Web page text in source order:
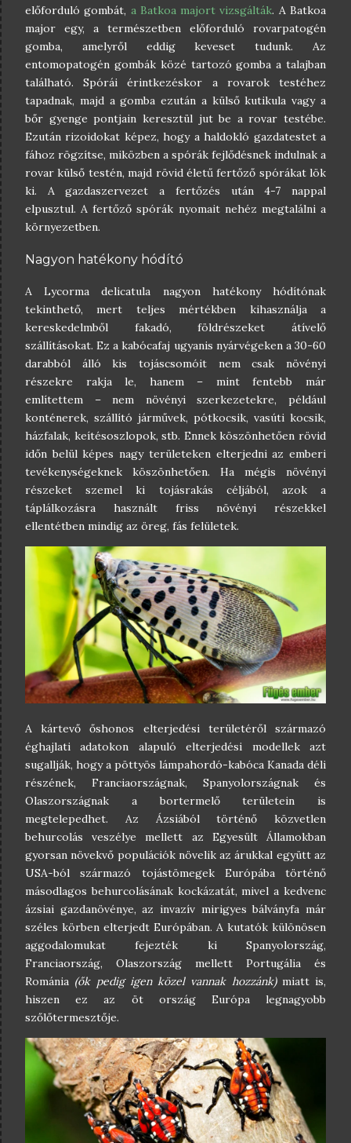
előforduló gombát, a Batkoa majort vizsgálták. A Batkoa
major egy, a természetben előforduló rovarpatogén
gomba, amelyről eddig keveset tudunk. Az
entomopatogén gombák közé tartozó gomba a talajban
található. Spórái érintkezéskor a rovarok testéhez
tapadnak, majd a gomba ezután a külső kutikula vagy a
bőr gyenge pontjain keresztül jut be a rovar testébe.
Ezután rizoidokat képez, hogy a haldokló gazdatestet a
fához rögzítse, miközben a spórák fejlődésnek indulnak a
rovar külső testén, majd rövid életű fertőző spórákat lök
ki. A gazdaszervezet a fertőzés után 4-7 nappal
elpusztul. A fertőző spórák nyomait nehéz megtalálni a
környezetben.
Nagyon hatékony hódító
A Lycorma delicatula nagyon hatékony hódítónak
tekinthető, mert teljes mértékben kihasználja a
kereskedelmből fakadó, földrészeket átívelő
szállításokat. Ez a kabócafaj ugyanis nyárvégeken a 30-60
darabból álló kis tojáscsomóit nem csak növényi
részekre rakja le, hanem – mint fentebb már
említettem – nem növényi szerkezetekre, például
konténerek, szállító járművek, pótkocsik, vasúti kocsik,
házfalak, keítésoszlopok, stb. Ennek köszönhetően rövid
időn belül képes nagy területeken elterjedni az emberi
tevékenységeknek köszönhetően. Ha mégis növényi
részeket szemel ki tojásrakás céljából, azok a
táplálkozásra használt friss növényi részekkel
ellentétben mindig az öreg, fás felületek.
A kártevő őshonos elterjedési területéről származó
éghajlati adatokon alapuló elterjedési modellek azt
sugallják, hogy a pöttyös lámpahordó-kabóca Kanada déli
részének, Franciaországnak, Spanyolországnak és
Olaszországnak a bortermelő területein is
megtelepedhet. Az Ázsiából történő közvetlen
behurcolás veszélye mellett az Egyesült Államokban
gyorsan növekvő populációk növelik az árukkal együtt az
USA-ból származó tojástömegek Európába történő
másodlagos behurcolásának kockázatát, mivel a kedvenc
ázsiai gazdanövénye, az invazív mirigyes bálványfa már
széles körben elterjedt Európában. A kutatók különösen
aggodalomukat fejezték ki Spanyolország,
Franciaország, Olaszország mellett Portugália és
Románia (ők pedig igen közel vannak hozzánk)miatt is,
hiszen ez az öt ország Európa legnagyobb
szőlőtermesztője.